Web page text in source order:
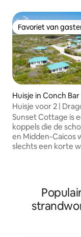
Favoriet van
Favoriet van
Huisje in Conch Bar
Huisje voor 2 |
Mudjin Harbour
Sunset Cottage is
koppels die de
en Midden-Caicos
slechts een korte
ligstoelen en een
uitzicht op de